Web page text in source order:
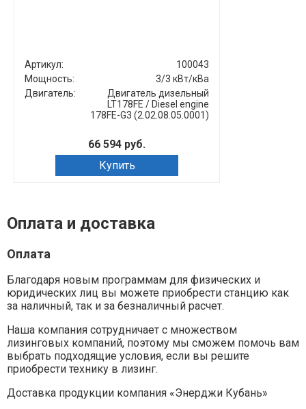
Артикул:
100043
Мощность:
3/3 кВт/кВа
Двигатель:
Двигатель дизельный
LT178FE / Diesel engine
178FE-G3 (2.02.08.05.0001)
66 594 руб.
Купить
Оплата и доставка
Оплата
Благодаря новым программам для физических и
юридических лиц вы можете приобрести станцию как
за наличный, так и за безналичный расчет.
Наша компания сотрудничает с множеством
лизинговых компаний, поэтому мы сможем помочь вам
выбрать подходящие условия, если вы решите
приобрести технику в лизинг.
Доставка продукции компания «Энерджи Кубань»